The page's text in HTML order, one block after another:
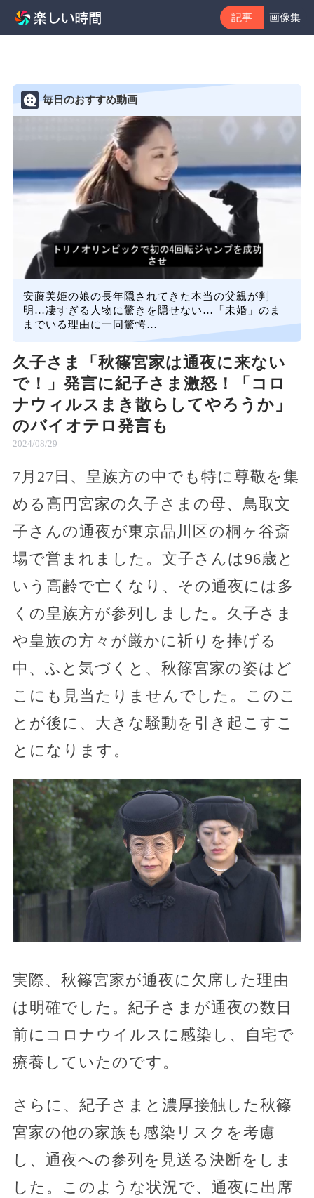
記事 画像集
毎日のおすすめ動画
安藤美姫の娘の長年隠されてきた本当の父親が判
明…凄すぎる人物に驚きを隠せない…「未婚」のま
までいる理由に一同驚愕…
久子さま「秋篠宮家は通夜に来ない
で！」発言に紀子さま激怒！「コロ
ナウィルスまき散らしてやろうか」
のバイオテロ発言も
2024/08/29
7月27日、皇族方の中でも特に尊敬を集
める高円宮家の久子さまの母、鳥取文
子さんの通夜が東京品川区の桐ヶ谷斎
場で営まれました。文子さんは96歳と
いう高齢で亡くなり、その通夜には多
くの皇族方が参列しました。久子さま
や皇族の方々が厳かに祈りを捧げる
中、ふと気づくと、秋篠宮家の姿はど
こにも見当たりませんでした。このこ
とが後に、大きな騒動を引き起こすこ
とになります。
実際、秋篠宮家が通夜に欠席した理由
は明確でした。紀子さまが通夜の数日
前にコロナウイルスに感染し、自宅で
療養していたのです。
さらに、紀子さまと濃厚接触した秋篠
宮家の他の家族も感染リスクを考慮
し、通夜への参列を見送る決断をしま
した。このような状況で、通夜に出席